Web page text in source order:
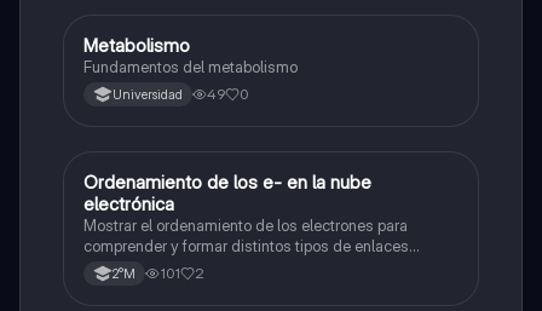
Química
Metabolismo
Fundamentos del metabolismo
Universidad 49 0
Química
Ordenamiento de los e- en la nube
electrónica
Mostrar el ordenamiento de los electrones para
comprender y formar distintos tipos de enlaces
químicos.
2°M 101 2